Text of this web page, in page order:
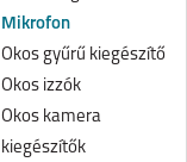
Mikrofon
Okos gyűrű kiegészítő
Okos izzók
Okos kamera
kiegészítők